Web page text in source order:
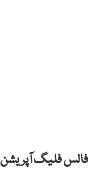
فالس فلیگ